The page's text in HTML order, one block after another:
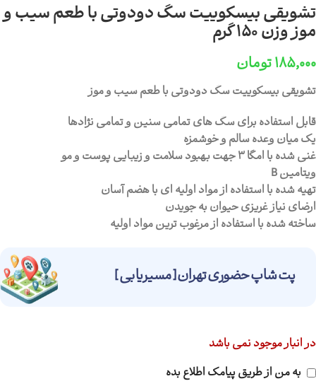
تشویقی بیسکوییت سگ دودوتی با طعم سیب و
موز وزن 150 گرم
۱۸۵,۰۰۰تومان
تشویقی بیسکوییت سگ دودوتی با طعم سیب و موز
قابل استفاده برای سگ های تمامی سنین و تمامی نژادها
یک میان وعده سالم و خوشمزه
غنی شده با امگا ۳ جهت بهبود سلامت و زیبایی پوست و مو
ویتامین B
تهیه شده با استفاده از مواد اولیه ای با هضم آسان
ارضای نیاز غریزی حیوان به جویدن
ساخته شده با استفاده از مرغوب ترین مواد اولیه
پت شاپ حضوری تهران [ مسیریابی ]
در انبار موجود نمی باشد
به من از طریق پیامک اطلاع بده